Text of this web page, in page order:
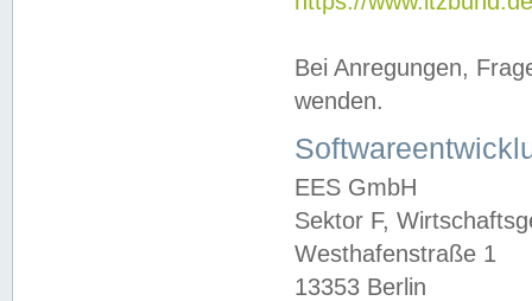
Bei Anregungen,
wenden.
EES GmbH
Sektor F,
Westhafenstraße 1
13353 Berlin